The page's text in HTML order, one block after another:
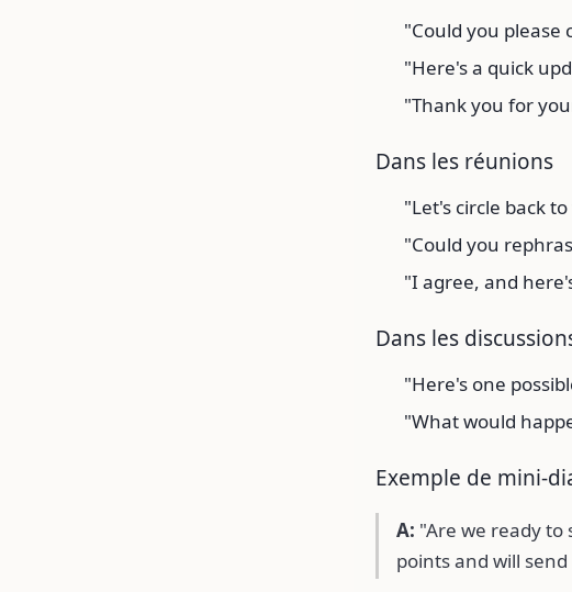
"Could you please
"Here's a quick
"Thank you for
Dans les réunions
"Let's circle back
"Could you
"I agree, and
Dans les
"Here's one
"What would
Exemple de mini-
A: "Are we ready to
points and will